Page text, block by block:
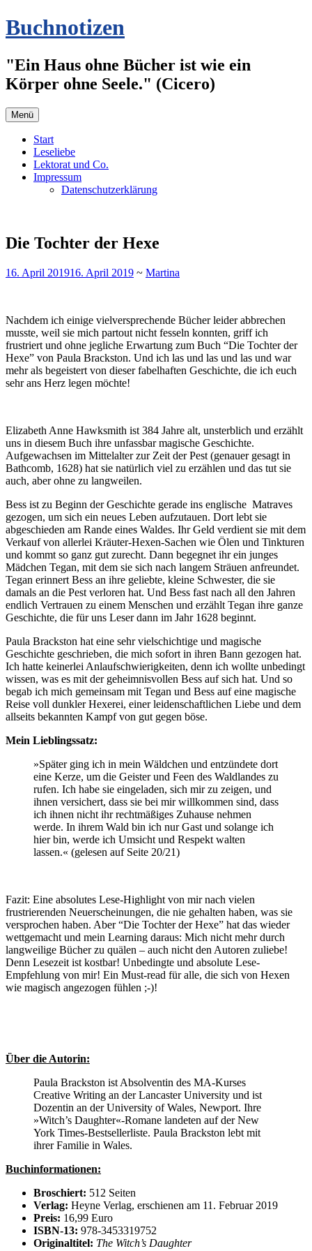
Zum
Inhalt
Buchnotizen
"Ein Haus ohne Bücher ist wie ein
Körper ohne Seele." (Cicero)
Menü
Start
Leseliebe
Lektorat und Co.
Impressum
Datenschutzerklärung
Die Tochter der Hexe
16. April 201916. April 2019 ~ Martina
Nachdem ich einige vielversprechende Bücher leider abbrechen
musste, weil sie mich partout nicht fesseln konnten, griff ich
frustriert und ohne jegliche Erwartung zum Buch “Die Tochter der
Hexe” von Paula Brackston. Und ich las und las und las und war
mehr als begeistert von dieser fabelhaften Geschichte, die ich euch
sehr ans Herz legen möchte!
Elizabeth Anne Hawksmith ist 384 Jahre alt, unsterblich und erzählt
uns in diesem Buch ihre unfassbar magische Geschichte.
Aufgewachsen im Mittelalter zur Zeit der Pest (genauer gesagt in
Bathcomb, 1628) hat sie natürlich viel zu erzählen und das tut sie
auch, aber ohne zu langweilen.
Bess ist zu Beginn der Geschichte gerade ins englische Matraves
gezogen, um sich ein neues Leben aufzutauen. Dort lebt sie
abgeschieden am Rande eines Waldes. Ihr Geld verdient sie mit dem
Verkauf von allerlei Kräuter-Hexen-Sachen wie Ölen und Tinkturen
und kommt so ganz gut zurecht. Dann begegnet ihr ein junges
Mädchen Tegan, mit dem sie sich nach langem Sträuen anfreundet.
Tegan erinnert Bess an ihre geliebte, kleine Schwester, die sie
damals an die Pest verloren hat. Und Bess fast nach all den Jahren
endlich Vertrauen zu einem Menschen und erzählt Tegan ihre ganze
Geschichte, die für uns Leser dann im Jahr 1628 beginnt.
Paula Brackston hat eine sehr vielschichtige und magische
Geschichte geschrieben, die mich sofort in ihren Bann gezogen hat.
Ich hatte keinerlei Anlaufschwierigkeiten, denn ich wollte unbedingt
wissen, was es mit der geheimnisvollen Bess auf sich hat. Und so
begab ich mich gemeinsam mit Tegan und Bess auf eine magische
Reise voll dunkler Hexerei, einer leidenschaftlichen Liebe und dem
allseits bekannten Kampf von gut gegen böse.
Mein Lieblingssatz:
»Später ging ich in mein Wäldchen und entzündete dort
eine Kerze, um die Geister und Feen des Waldlandes zu
rufen. Ich habe sie eingeladen, sich mir zu zeigen, und
ihnen versichert, dass sie bei mir willkommen sind, dass
ich ihnen nicht ihr rechtmäßiges Zuhause nehmen
werde. In ihrem Wald bin ich nur Gast und solange ich
hier bin, werde ich Umsicht und Respekt walten
lassen.« (gelesen auf Seite 20/21)
Fazit: Eine absolutes Lese-Highlight von mir nach vielen
frustrierenden Neuerscheinungen, die nie gehalten haben, was sie
versprochen haben. Aber “Die Tochter der Hexe” hat das wieder
wettgemacht und mein Learning daraus: Mich nicht mehr durch
langweilige Bücher zu quälen – auch nicht den Autoren zuliebe!
Denn Lesezeit ist kostbar! Unbedingte und absolute Lese-
Empfehlung von mir! Ein Must-read für alle, die sich von Hexen
wie magisch angezogen fühlen ;-)!
Über die Autorin:
Paula Brackston ist Absolventin des MA-Kurses
Creative Writing an der Lancaster University und ist
Dozentin an der University of Wales, Newport. Ihre
»Witch’s Daughter«-Romane landeten auf der New
York Times-Bestsellerliste. Paula Brackston lebt mit
ihrer Familie in Wales.
Buchinformationen:
Broschiert: 512 Seiten
Verlag: Heyne Verlag, erschienen am 11. Februar 2019
Preis: 16,99 Euro
ISBN-13: 978-3453319752
Originaltitel: The Witch’s Daughter